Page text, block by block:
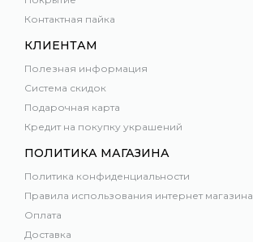
Контактная пайка
КЛИЕНТАМ
Полезная информация
Система скидок
Подарочная карта
Кредит на покупку украшений
ПОЛИТИКА МАГАЗИНА
Политика конфиденциальности
Правила использования интернет магазина
Оплата
Доставка